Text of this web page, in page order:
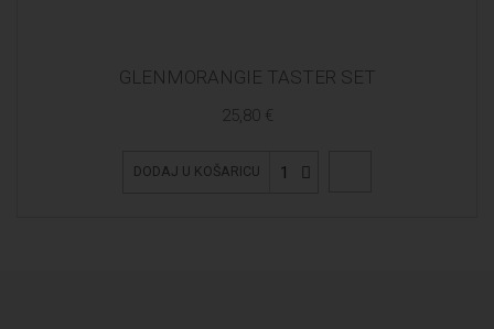
GLENMORANGIE TASTER SET
25,80 €
DODAJ U KOŠARICU 1